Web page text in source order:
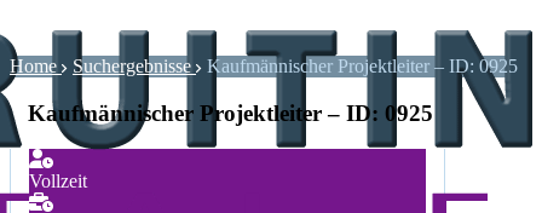
Home Suchergebnisse Kaufmännischer Projektleiter – ID: 0925
Kaufmännischer Projektleiter – ID: 0925
Vollzeit